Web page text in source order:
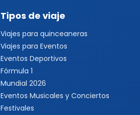
Tipos de viaje
Viajes para quinceaneras
Viajes para Eventos
Eventos Deportivos
Fórmula 1
Mundial 2026
Eventos Musicales y Conciertos
Festivales